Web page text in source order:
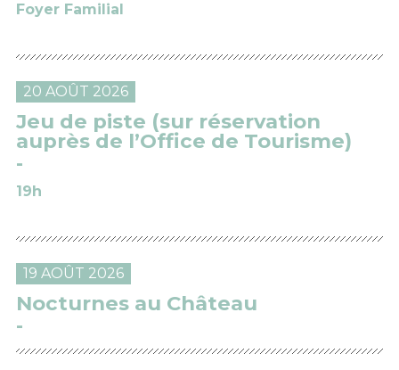
Foyer Familial
20 AOÛT 2026
Jeu de piste (sur réservation
auprès de l’Office de Tourisme)
19h
19 AOÛT 2026
Nocturnes au Château